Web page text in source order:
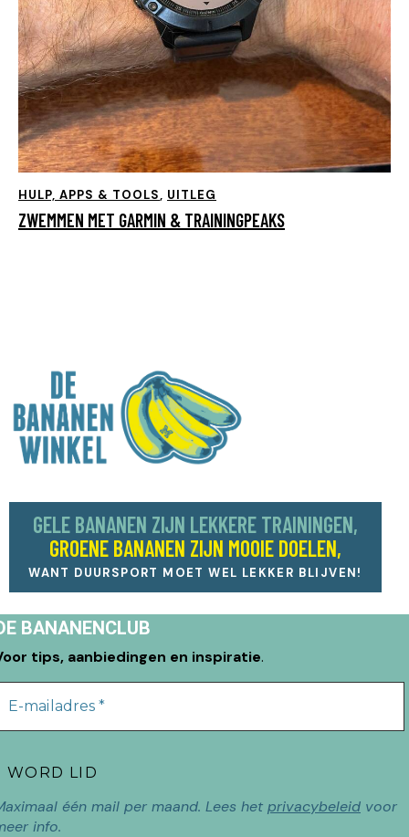
HULP, APPS & TOOLS, UITLEG
ZWEMMEN MET GARMIN & TRAININGPEAKS
GELE BANANEN ZIJN LEKKERE TRAININGEN,
GROENE BANANEN ZIJN MOOIE DOELEN,
WANT DUURSPORT MOET WEL LEKKER BLIJVEN!
BANANENCLUB
tips, aanbiedingen en inspiratie.
één mail per maand. Lees het privacybeleid voor
info.